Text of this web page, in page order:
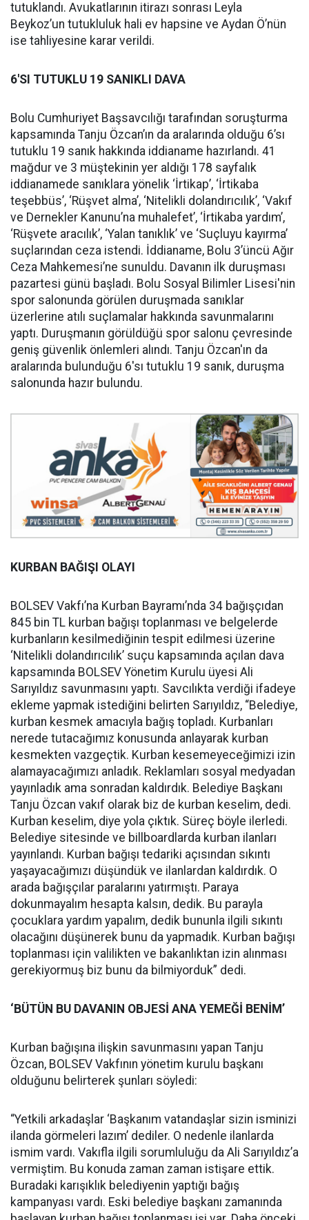
tutuklandı. Avukatlarının itirazı sonrası Leyla
Beykoz’un tutukluluk hali ev hapsine ve Aydan Ö’nün
ise tahliyesine karar verildi.
6'SI TUTUKLU 19 SANIKLI DAVA
Bolu Cumhuriyet Başsavcılığı tarafından soruşturma
kapsamında Tanju Özcan’ın da aralarında olduğu 6’sı
tutuklu 19 sanık hakkında iddianame hazırlandı. 41
mağdur ve 3 müştekinin yer aldığı 178 sayfalık
iddianamede sanıklara yönelik ‘İrtikap’, ‘İrtikaba
teşebbüs’, ‘Rüşvet alma’, ‘Nitelikli dolandırıcılık’, ‘Vakıf
ve Dernekler Kanunu’na muhalefet’, ‘İrtikaba yardım’,
‘Rüşvete aracılık’, ‘Yalan tanıklık’ ve ‘Suçluyu kayırma’
suçlarından ceza istendi. İddianame, Bolu 3’üncü Ağır
Ceza Mahkemesi’ne sunuldu. Davanın ilk duruşması
pazartesi günü başladı. Bolu Sosyal Bilimler Lisesi'nin
spor salonunda görülen duruşmada sanıklar
üzerlerine atılı suçlamalar hakkında savunmalarını
yaptı. Duruşmanın görüldüğü spor salonu çevresinde
geniş güvenlik önlemleri alındı. Tanju Özcan'ın da
aralarında bulunduğu 6'sı tutuklu 19 sanık, duruşma
salonunda hazır bulundu.
KURBAN BAĞIŞI OLAYI
BOLSEV Vakfı’na Kurban Bayramı’nda 34 bağışçıdan
845 bin TL kurban bağışı toplanması ve belgelerde
kurbanların kesilmediğinin tespit edilmesi üzerine
‘Nitelikli dolandırıcılık’ suçu kapsamında açılan dava
kapsamında BOLSEV Yönetim Kurulu üyesi Ali
Sarıyıldız savunmasını yaptı. Savcılıkta verdiği ifadeye
ekleme yapmak istediğini belirten Sarıyıldız, “Belediye,
kurban kesmek amacıyla bağış topladı. Kurbanları
nerede tutacağımız konusunda anlayarak kurban
kesmekten vazgeçtik. Kurban kesemeyeceğimizi izin
alamayacağımızı anladık. Reklamları sosyal medyadan
yayınladık ama sonradan kaldırdık. Belediye Başkanı
Tanju Özcan vakıf olarak biz de kurban keselim, dedi.
Kurban keselim, diye yola çıktık. Süreç böyle ilerledi.
Belediye sitesinde ve billboardlarda kurban ilanları
yayınlandı. Kurban bağışı tedariki açısından sıkıntı
yaşayacağımızı düşündük ve ilanlardan kaldırdık. O
arada bağışçılar paralarını yatırmıştı. Paraya
dokunmayalım hesapta kalsın, dedik. Bu parayla
çocuklara yardım yapalım, dedik bununla ilgili sıkıntı
olacağını düşünerek bunu da yapmadık. Kurban bağışı
toplanması için valilikten ve bakanlıktan izin alınması
gerekiyormuş biz bunu da bilmiyorduk” dedi.
‘BÜTÜN BU DAVANIN OBJESİ ANA YEMEĞİ BENİM’
Kurban bağışına ilişkin savunmasını yapan Tanju
Özcan, BOLSEV Vakfının yönetim kurulu başkanı
olduğunu belirterek şunları söyledi:
“Yetkili arkadaşlar ‘Başkanım vatandaşlar sizin isminizi
ilanda görmeleri lazım’ dediler. O nedenle ilanlarda
ismim vardı. Vakıfla ilgili sorumluluğu da Ali Sarıyıldız’a
vermiştim. Bu konuda zaman zaman istişare ettik.
Buradaki karışıklık belediyenin yaptığı bağış
kampanyası vardı. Eski belediye başkanı zamanında